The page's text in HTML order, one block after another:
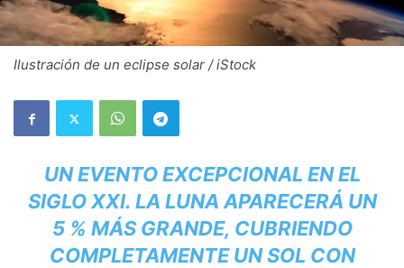
Ilustración de un eclipse solar / iStock
UN EVENTO EXCEPCIONAL EN EL
SIGLO XXI. LA LUNA APARECERÁ UN
5 % MÁS GRANDE, CUBRIENDO
COMPLETAMENTE UN SOL CON